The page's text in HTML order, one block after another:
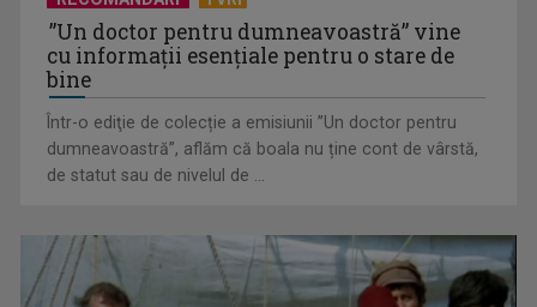
Mentorat și autenticitate în istorie: De la cine înveți și la ce
RECOMANDARI TVRI
”Un doctor pentru dumneavoastră” vine
cu informații esențiale pentru o stare de
bine
Într-o ediţie de colecție a emisiunii ”Un doctor pentru
dumneavoastră”, aflăm că boala nu ține cont de vârstă,